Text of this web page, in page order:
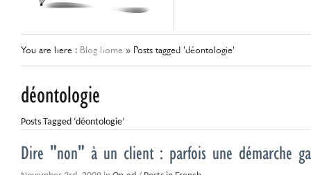
You are here : Blog home » Posts tagged 'déontologie'
déontologie
Posts Tagged ‘déontologie’
Dire "non" à un client : parfois une démarche